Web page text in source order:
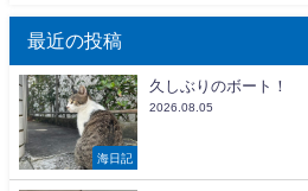
最近の投稿
海日記
久しぶりのボート！
2026.08.05